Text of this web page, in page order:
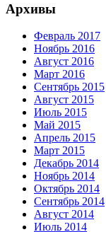
Архивы
Февраль 2017
Ноябрь 2016
Август 2016
Март 2016
Сентябрь 2015
Август 2015
Июль 2015
Май 2015
Апрель 2015
Март 2015
Декабрь 2014
Ноябрь 2014
Октябрь 2014
Сентябрь 2014
Август 2014
Июль 2014